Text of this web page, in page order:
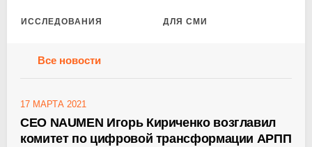
ИССЛЕДОВАНИЯ ДЛЯ СМИ
Все новости
17 МАРТА 2021
СEO NAUMEN Игорь Кириченко возглавил
комитет по цифровой трансформации АРПП